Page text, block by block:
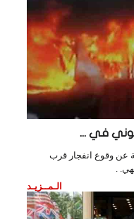
في ...
عن وقوع انفجار قرب
.
الـمــزيـد